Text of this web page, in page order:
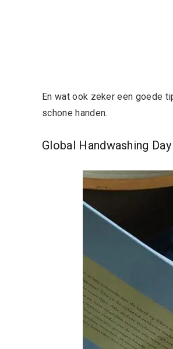
En wat ook zeker een goede
schone handen.
Global Handwashing Day